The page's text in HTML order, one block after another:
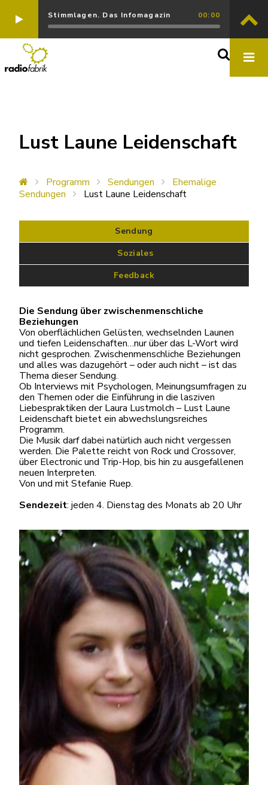
Stimmlagen. Das Infomagazin 00:00
Lust Laune Leidenschaft
Programm Sendungen
Ehemalige
Sendungen
Lust Laune Leidenschaft
Sendung
Soziales
Feedback
Die Sendung über zwischenmenschliche
Beziehungen
Von oberflächlichen Gelüsten, wechselnden Launen
und tiefen Leidenschaften…nur über das L-Wort wird
nicht gesprochen. Zwischenmenschliche Beziehungen
und alles was dazugehört – oder auch nicht – ist das
Thema dieser Sendung.
Ob Interviews mit Psychologen, Meinungsumfragen zu
den Themen oder die Einführung in die lasziven
Liebespraktiken der Laura Lustmolch – Lust Laune
Leidenschaft bietet ein abwechslungsreiches
Programm.
Die Musik darf dabei natürlich auch nicht vergessen
werden. Die Palette reicht von Rock und Crossover,
über Electronic und Trip-Hop, bis hin zu ausgefallenen
neuen Interpreten.
Von und mit Stefanie Ruep.
Sendezeit: jeden 4. Dienstag des Monats ab 20 Uhr